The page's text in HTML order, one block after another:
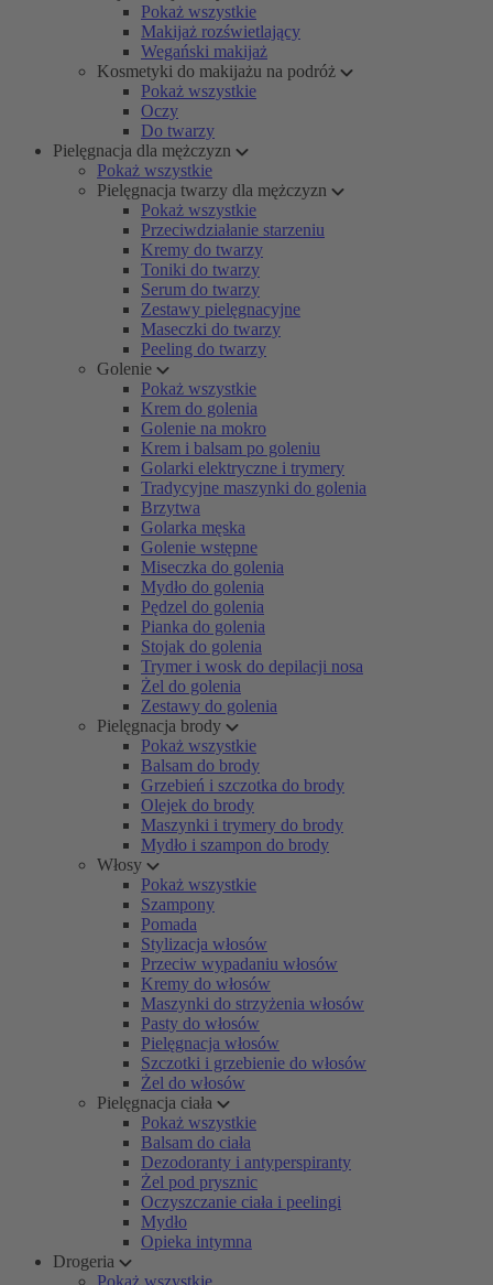
Pokaż wszystkie
Makijaż rozświetlający
Wegański makijaż
Kosmetyki do makijażu na podróż
Pokaż wszystkie
Oczy
Do twarzy
Pielęgnacja dla mężczyzn
Pokaż wszystkie
Pielęgnacja twarzy dla mężczyzn
Pokaż wszystkie
Przeciwdziałanie starzeniu
Kremy do twarzy
Toniki do twarzy
Serum do twarzy
Zestawy pielęgnacyjne
Maseczki do twarzy
Peeling do twarzy
Golenie
Pokaż wszystkie
Krem do golenia
Golenie na mokro
Krem i balsam po goleniu
Golarki elektryczne i trymery
Tradycyjne maszynki do golenia
Brzytwa
Golarka męska
Golenie wstępne
Miseczka do golenia
Mydło do golenia
Pędzel do golenia
Pianka do golenia
Stojak do golenia
Trymer i wosk do depilacji nosa
Żel do golenia
Zestawy do golenia
Pielęgnacja brody
Pokaż wszystkie
Balsam do brody
Grzebień i szczotka do brody
Olejek do brody
Maszynki i trymery do brody
Mydło i szampon do brody
Włosy
Pokaż wszystkie
Szampony
Pomada
Stylizacja włosów
Przeciw wypadaniu włosów
Kremy do włosów
Maszynki do strzyżenia włosów
Pasty do włosów
Pielęgnacja włosów
Szczotki i grzebienie do włosów
Żel do włosów
Pielęgnacja ciała
Pokaż wszystkie
Balsam do ciała
Dezodoranty i antyperspiranty
Żel pod prysznic
Oczyszczanie ciała i peelingi
Mydło
Opieka intymna
Drogeria
Pokaż wszystkie